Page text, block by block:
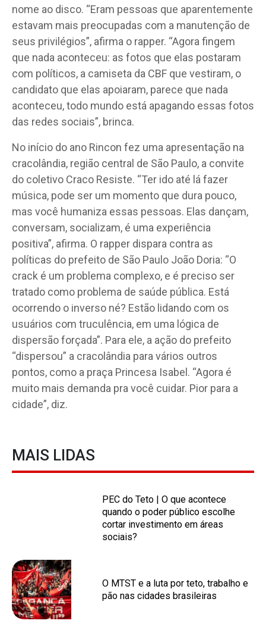
nome ao disco. “Eram pessoas que aparentemente
estavam mais preocupadas com a manutenção de
seus privilégios”, afirma o rapper. “Agora fingem
que nada aconteceu: as fotos que elas postaram
com políticos, a camiseta da CBF que vestiram, o
candidato que elas apoiaram, parece que nada
aconteceu, todo mundo está apagando essas fotos
das redes sociais”, brinca.
No início do ano Rincon fez uma apresentação na
cracolândia, região central de São Paulo, a convite
do coletivo Craco Resiste. “Ter ido até lá fazer
música, pode ser um momento que dura pouco,
mas você humaniza essas pessoas. Elas dançam,
conversam, socializam, é uma experiência
positiva”, afirma. O rapper dispara contra as
políticas do prefeito de São Paulo João Doria: “O
crack é um problema complexo, e é preciso ser
tratado como problema de saúde pública. Está
ocorrendo o inverso né? Estão lidando com os
usuários com truculência, em uma lógica de
dispersão forçada”. Para ele, a ação do prefeito
“dispersou” a cracolândia para vários outros
pontos, como a praça Princesa Isabel. “Agora é
muito mais demanda pra você cuidar. Pior para a
cidade”, diz.
MAIS LIDAS
PEC do Teto | O que acontece
quando o poder público escolhe
cortar investimento em áreas
sociais?
O MTST e a luta por teto, trabalho e
pão nas cidades brasileiras